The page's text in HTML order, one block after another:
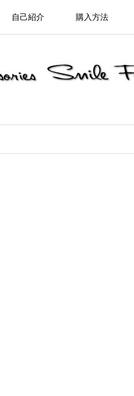
自己紹介 購入方法